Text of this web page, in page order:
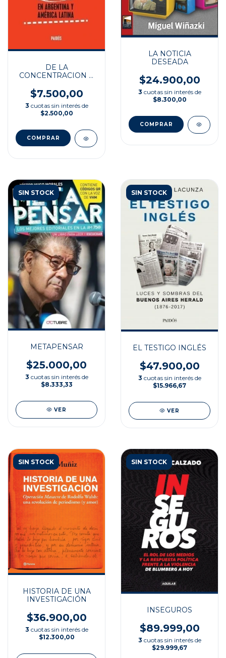
DE LA
CONCENTRACION A
$7.500,00
3 cuotas sin interés de
$2.500,00
LA NOTICIA
DESEADA
$24.900,00
3 cuotas sin interés de
$8.300,00
SIN STOCK
METAPENSAR
$25.000,00
3 cuotas sin interés de
$8.333,33
VER
SIN STOCK
EL TESTIGO INGLÉS
$47.900,00
3 cuotas sin interés de
$15.966,67
VER
SIN STOCK
HISTORIA DE UNA
INVESTIGACIÓN
$36.900,00
3 cuotas sin interés de
$12.300,00
SIN STOCK
INSEGUROS
$89.999,00
3 cuotas sin interés de
$29.999,67